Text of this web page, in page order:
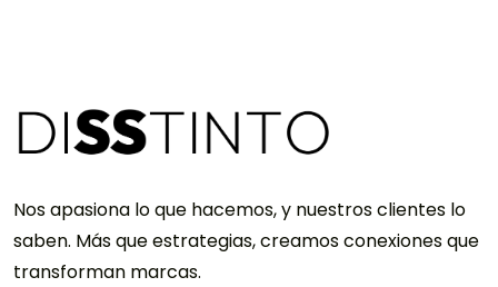
Nos apasiona lo que hacemos, y nuestros clientes lo
saben. Más que estrategias, creamos conexiones que
transforman marcas.